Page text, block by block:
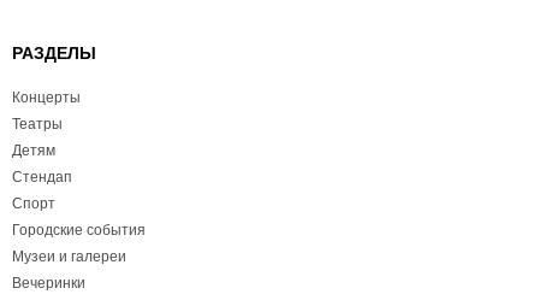
РАЗДЕЛЫ
Концерты
Театры
Детям
Стендап
Спорт
Городские события
Музеи и галереи
Вечеринки